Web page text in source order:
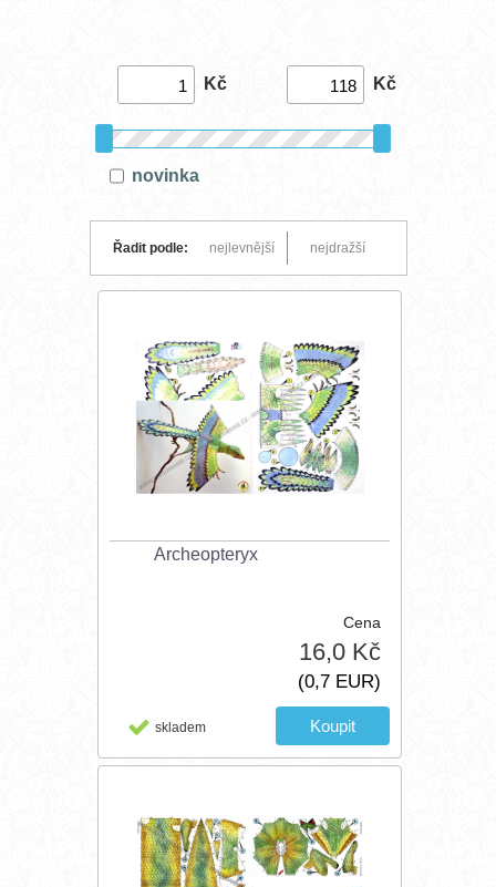
Kč Kč
novinka
Řadit podle: nejlevnější nejdražší
Archeopteryx
Cena
16,0 Kč
(0,7 EUR)
skladem